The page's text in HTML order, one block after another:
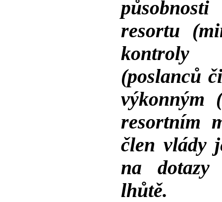
resortu
kontroly
(poslanců
výkonným
resortním
člen vlády
na dotazy
lhůtě.